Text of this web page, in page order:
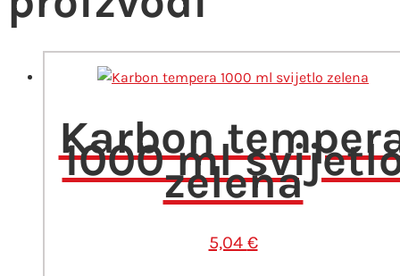
Karbon
1000 ml
zelena
5,04 €